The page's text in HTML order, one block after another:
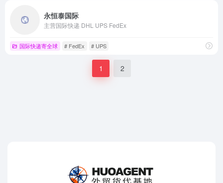
永恒泰国际
主营国际快递 DHL UPS FedEx
国际快递寄全球 # FedEx # UPS
1 2